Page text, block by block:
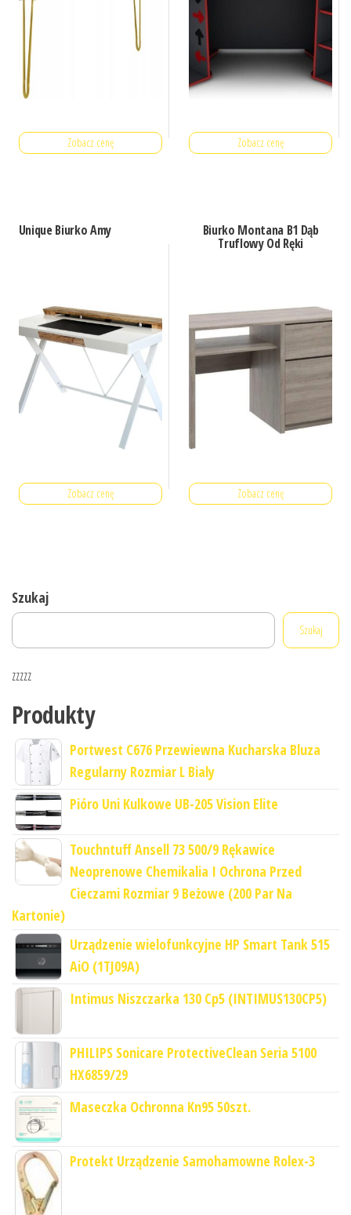
Zobacz cenę Zobacz cenę
Unique Biurko Amy
Zobacz cenę
Biurko Montana B1 Dąb
Truflowy Od Ręki
Zobacz cenę
Szukaj
Szukaj
zzzzz
Produkty
Portwest C676 Przewiewna Kucharska Bluza
Regularny Rozmiar L Bialy
Pióro Uni Kulkowe UB-205 Vision Elite
Touchntuff Ansell 73 500/9 Rękawice
Neoprenowe Chemikalia I Ochrona Przed
Cieczami Rozmiar 9 Beżowe (200 Par Na
Kartonie)
Urządzenie wielofunkcyjne HP Smart Tank 515
AiO (1TJ09A)
Intimus Niszczarka 130 Cp5 (INTIMUS130CP5)
PHILIPS Sonicare ProtectiveClean Seria 5100
HX6859/29
Maseczka Ochronna Kn95 50szt.
Protekt Urządzenie Samohamowne Rolex-3